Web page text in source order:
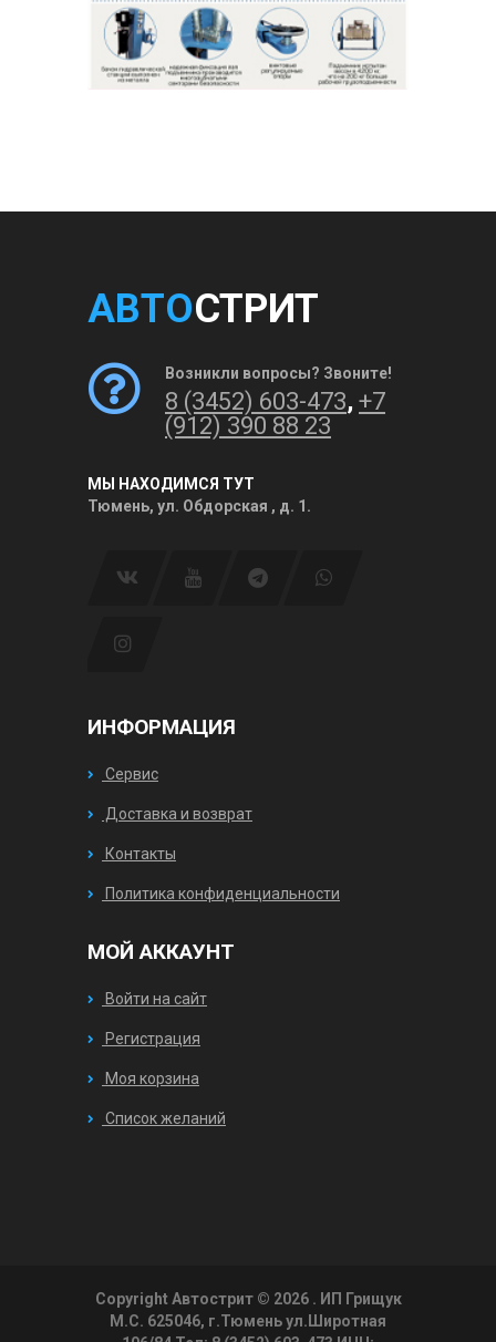
АВТОСТРИТ
Возникли вопросы? Звоните!
8 (3452) 603-473, +7
(912) 390 88 23
МЫ НАХОДИМСЯ ТУТ
Тюмень, ул. Обдорская , д. 1.
ИНФОРМАЦИЯ
Сервис
Доставка и возврат
Контакты
Политика конфиденциальности
МОЙ АККАУНТ
Войти на сайт
Регистрация
Моя корзина
Список желаний
Copyright Автострит © 2026 . ИП Грищук
М.С. 625046, г.Тюмень ул.Широтная